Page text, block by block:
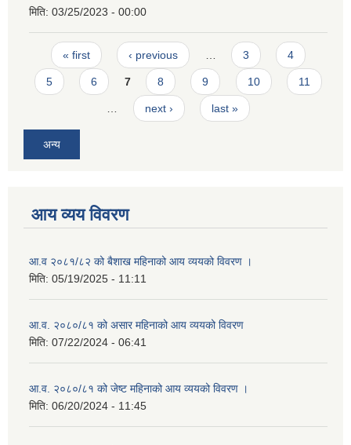
मिति: 03/25/2023 - 00:00
Pages
« first ‹ previous 3 4
5 6 7 8 9 10 11
next › last »
अन्य
आय व्यय विवरण
आ.व २०८१/८२ को बैशाख महिनाको आय व्ययको विवरण ।
मिति: 05/19/2025 - 11:11
आ.व. २०८०/८१ को असार महिनाको आय व्ययको विवरण
मिति: 07/22/2024 - 06:41
आ.व. २०८०/८१ को जेष्ट महिनाको आय व्ययको विवरण ।
मिति: 06/20/2024 - 11:45